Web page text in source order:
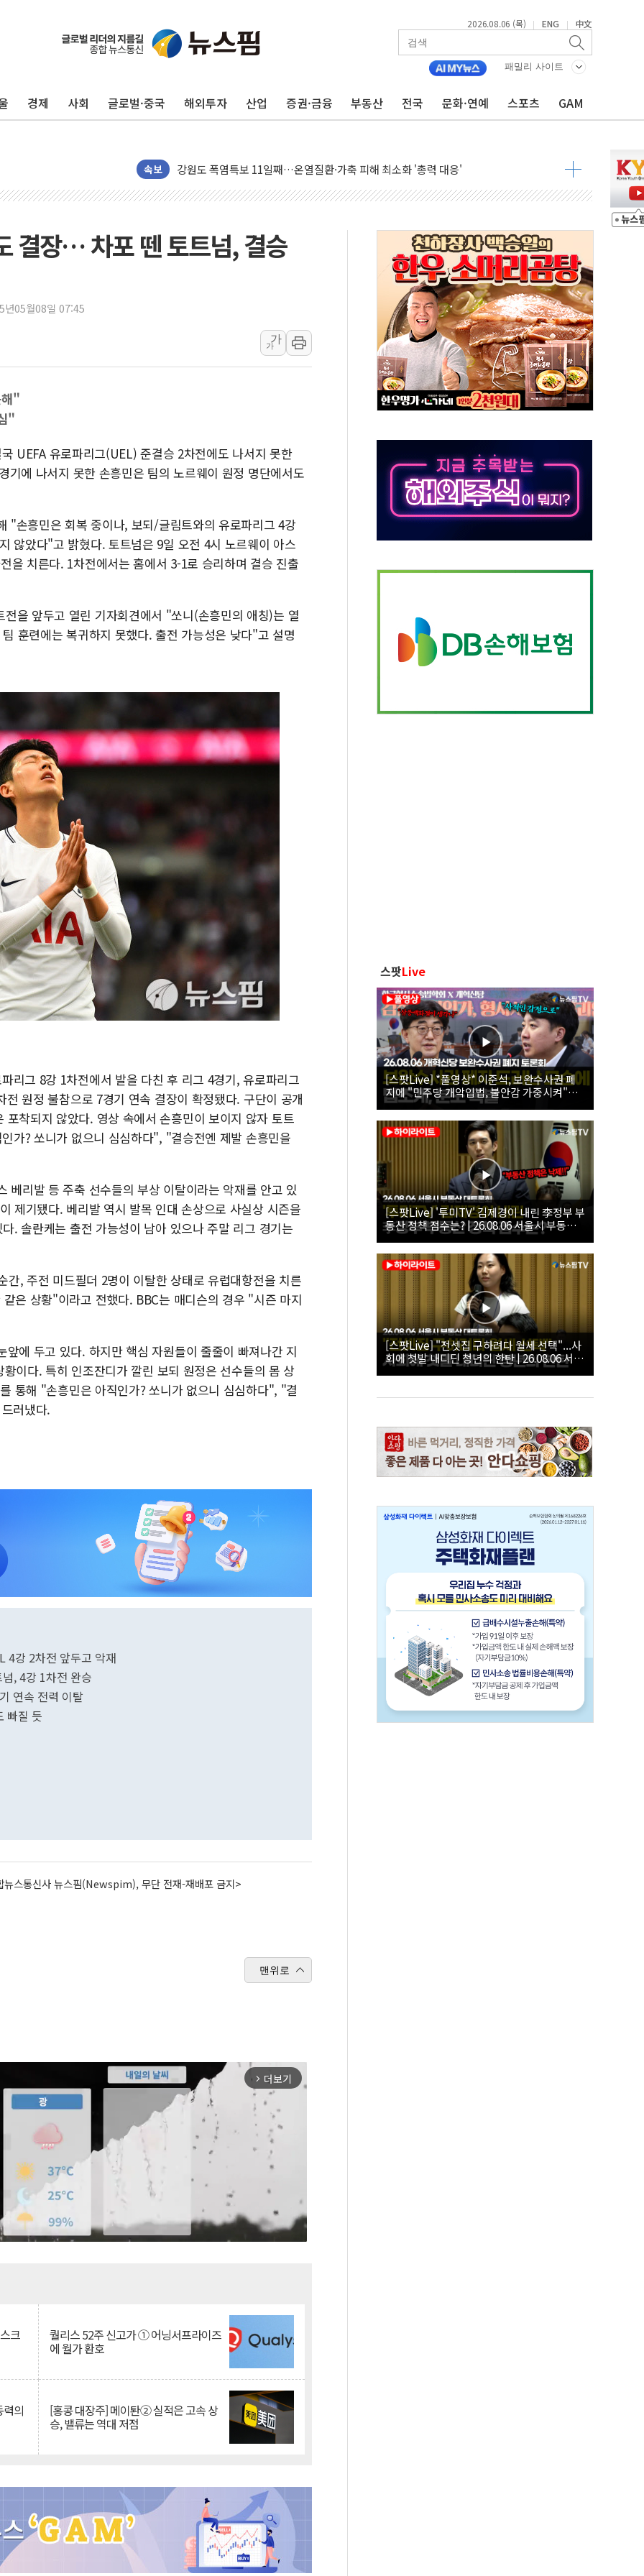
2026.08.06 (목) | ENG | 中文
패밀리 사이트
경제 사회 글로벌·중국 해외투자 산업 증권·금융 부동산 전국 문화·연예 스포츠 GAM
속보
구미 폐염산처리업체서 불 2시간30여분만에 진화...외국인 노동자 숨져
강원도 폭염특보 11일째…온열질환·가축 피해 최소화 '총력 대응'
[르포] 39도 폭염 속 잠실 개표소 시위 '62일째'..."대부분 여기서 상주"
강원·전라권 폭염중대경보 확대…온열질환자 2665명·사망 23명
빚투·레버리지 줄었지만, 반도체 두 종목에 코스피 '휘청'
양주 가전제품 창고서 화재…차량 3대·건물 1동 전소
종로·중구 오피스 78%가 준공 10년 이상…리뉴얼이 경쟁력 가른다
법원, '관저 이전 봐주기 감사' 유병호 구속적부심 기각
성폭력 피해자 보호단체, 경찰수사개혁위에 보완수사권 폐지 우려 전달
우크라, 러 탄도미사일 공격에 속수무책… 패트리엇 미사일 지원, 작년의 3분의 1
[내일날씨] 절기상 '입추'에 폭염 절정…서울 한낮 39도
제천 바이오밸리 공장 옥상서 불…30여분 만에 진화
개혁신당 "민주, '盧 수사' 악연으로 형사사법 틀 바꿔…국민 불안감 가중"
CJ온스타일, 2분기 영업익 260억원…전년 比 21.2%↑
AI 연산은 포항, 전력 저장은 영광…지역펀드 9·10호 확정
결장… 차포 뗀 토트넘, 결승
년05월08일 07:45
가
가
해"
"
UEFA 유로파리그(UEL) 준결승 2차전에도 나서지 못한
기에 나서지 못한 손흥민은 팀의 노르웨이 원정 명단에서도
"손흥민은 회복 중이나, 보되/글림트와의 유로파리그 4강
않았다"고 밝혔다. 토트넘은 9일 오전 4시 노르웨이 아스
을 치른다. 1차전에서는 홈에서 3-1로 승리하며 결승 진출
을 앞두고 열린 기자회견에서 "쏘니(손흥민의 애칭)는 열
훈련에는 복귀하지 못했다. 출전 가능성은 낮다"고 설명
리그 8강 1차전에서 발을 다친 후 리그 4경기, 유로파리그
원정 불참으로 7경기 연속 결장이 확정됐다. 구단이 공개
착되지 않았다. 영상 속에서 손흥민이 보이지 않자 토트
가? 쏘니가 없으니 심심하다", "결승전엔 제발 손흥민을
베리발 등 주축 선수들의 부상 이탈이라는 악재를 안고 있
제기됐다. 베리발 역시 발목 인대 손상으로 사실상 시즌을
. 솔란케는 출전 가능성이 남아 있으나 주말 리그 경기는
, 주전 미드필더 2명이 이탈한 상태로 유럽대항전을 치른
은 상황"이라고 전했다. BBC는 매디슨의 경우 "시즌 마지
에 두고 있다. 하지만 핵심 자원들이 줄줄이 빠져나간 지
이다. 특히 인조잔디가 깔린 보되 원정은 선수들의 몸 상
통해 "손흥민은 아직인가? 쏘니가 없으니 심심하다", "결
러냈다.
4강 2차전 앞두고 악재
, 4강 1차전 완승
연속 전력 이탈
빠질 듯
뉴스통신사 뉴스핌(Newspim), 무단 전재-재배포 금지>
맨위로
arrow_forward_ios 더보기
크 퀄리스 52주 신고가 ① 어닝서프라이즈
에 월가 환호
의 [홍콩 대장주] 메이퇀② 실적은 고속 상
승, 밸류는 역대 저점
스팟Live
[스팟Live] *풀영상* 이준석, 보완수사권 폐
지에 "민주당 개악입법, 불안감 가중시켜"｜
26.08.06 개혁신당 보완수사권 폐지 토론회
[스팟Live] '투미TV' 김제경이 내린 李정부 부
동산 정책 점수는? | 26.08.06 서울시 부동산
대토론회
[스팟Live] "전셋집 구하려다 월세 선택"...사
회에 첫발 내디딘 청년의 한탄 | 26.08.06 서울
시 부동산 대토론회